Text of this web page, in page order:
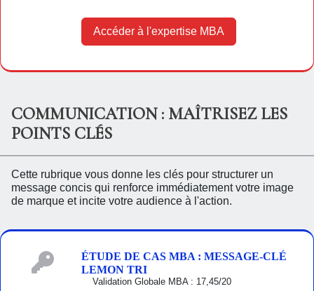
Accéder à l'expertise MBA
COMMUNICATION : MAÎTRISEZ LES
POINTS CLÉS
Cette rubrique vous donne les clés pour structurer un
message concis qui renforce immédiatement votre image
de marque et incite votre audience à l'action.
ÉTUDE DE CAS MBA : MESSAGE-CLÉ
LEMON TRI
Validation Globale MBA : 17,45/20